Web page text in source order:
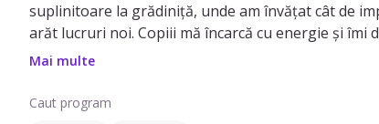
suplinitoare la grădiniță, unde am învățat cât de
arăt lucruri noi. Copiii mă încarcă cu energie și îmi
Mai multe
Caut program